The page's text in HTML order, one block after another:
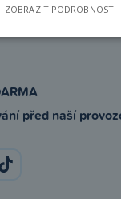
Praha 4
před naší
ZOBRAZIT PODROBNOSTI